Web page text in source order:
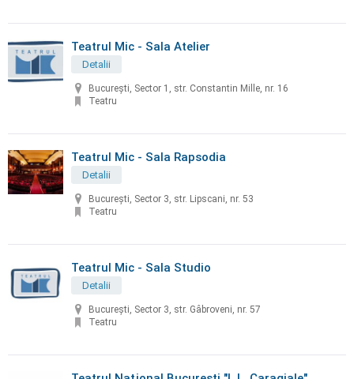
Teatrul Mic - Sala Atelier
Detalii
Bucureşti, Sector 1, str. Constantin Mille, nr. 16
Teatru
Teatrul Mic - Sala Rapsodia
Detalii
București, Sector 3, str. Lipscani, nr. 53
Teatru
Teatrul Mic - Sala Studio
Detalii
București, Sector 3, str. Gâbroveni, nr. 57
Teatru